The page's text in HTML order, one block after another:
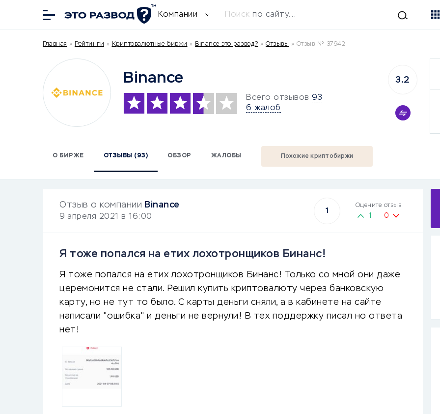
Компании Поиск по сайту...
Главная » Рейтинги » Криптовалютные биржи » Binance это развод? » Отзывы » Отзыв № 37942
Binance
Всего отзывов 93
6 жалоб
3.2
О БИРЖЕ ОТЗЫВЫ (93) ОБЗОР ЖАЛОБЫ Похожие криптобиржи
Отзыв о компании Binance
9 апреля 2021 в 16:00
1
Оцените отзыв
1 0
Я тоже попался на етих лохотронщиков Бинанс!
Я тоже попался на етих лохотронщиков Бинанс! Только со мной они даже
церемонится не стали. Решил купить криптовалюту через банковскую
карту, но не тут то было. С карты деньги сняли, а в кабинете на сайте
написали "ошибка" и деньги не вернули! В тех поддержку писал но ответа
нет!